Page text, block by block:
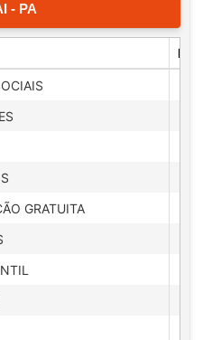
- PA
GRATUITA